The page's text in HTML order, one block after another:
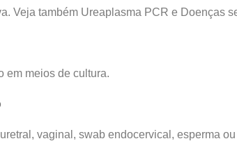
Veja também Ureaplasma PCR e Doenças
em meios de cultura.
vaginal, swab endocervical, esperma ou